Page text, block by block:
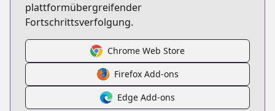
plattformübergreifender
Fortschrittsverfolgung.
Chrome Web Store
Firefox Add-ons
Edge Add-ons